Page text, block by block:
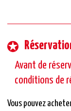
Avant de
conditions de
Vous pouvez